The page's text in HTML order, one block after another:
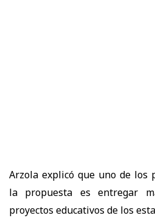
Arzola explicó que uno de los
la propuesta esentregar
proyectos educativos de los